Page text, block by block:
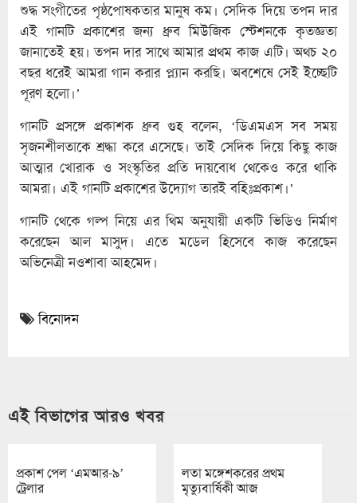
শুদ্ধ সংগীতের পৃষ্ঠপোষকতার মানুষ কম। সেদিক দিয়ে তপন দার
এই গানটি প্রকাশের জন্য ধ্রুব মিউজিক স্টেশনকে কৃতজ্ঞতা
জানাতেই হয়। তপন দার সাথে আমার প্রথম কাজ এটি। অথচ ২০
বছর ধরেই আমরা গান করার প্ল্যান করছি। অবশেষে সেই ইচ্ছেটি
পূরণ হলো।’
গানটি প্রসঙ্গে প্রকাশক ধ্রুব গুহ বলেন, ‘ডিএমএস সব সময়
সৃজনশীলতাকে শ্রদ্ধা করে এসেছে। তাই সেদিক দিয়ে কিছু কাজ
আত্মার খোরাক ও সংস্কৃতির প্রতি দায়বোধ থেকেও করে থাকি
আমরা। এই গানটি প্রকাশের উদ্যোগ তারই বহিঃপ্রকাশ।’
গানটি থেকে গল্প নিয়ে এর থিম অনুযায়ী একটি ভিডিও নির্মাণ
করেছেন আল মাসুদ। এতে মডেল হিসেবে কাজ করেছেন
অভিনেত্রী নওশাবা আহমেদ।
বিনোদন
এই বিভাগের আরও খবর
প্রকাশ পেল ‘এমআর-৯’
ট্রেলার
লতা মঙ্গেশকরের প্রথম
মৃত্যুবার্ষিকী আজ